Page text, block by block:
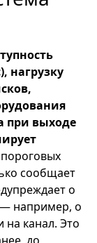
нагрузку
при выходе
сообщает
о
например, о
на канал. Это